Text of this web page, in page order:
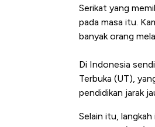
Serikat yang
pada masa itu.
banyak orang
Di Indonesia
Terbuka (UT),
pendidikan jarak
Selain itu,